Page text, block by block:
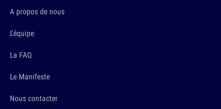
A propos de nous
L'équipe
La FAQ
Le Manifeste
Nous contacter